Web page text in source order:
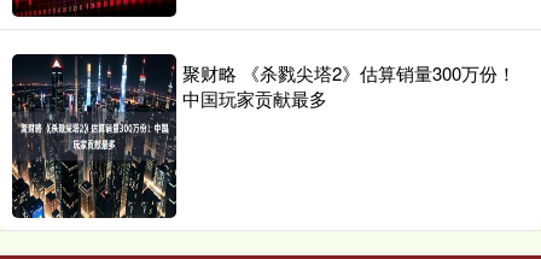
聚财略 《杀戮尖塔2》估算销量300万份！
中国玩家贡献最多